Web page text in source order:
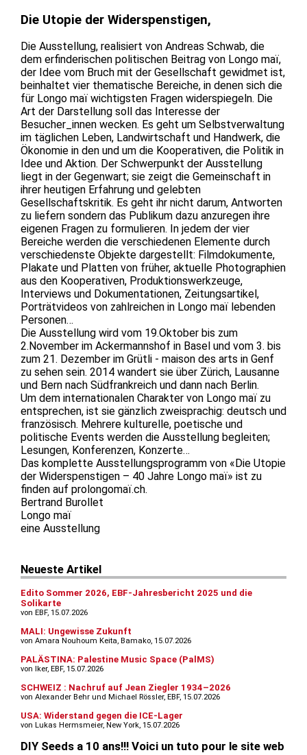
Die Utopie der Widerspenstigen,
Die Ausstellung, realisiert von Andreas Schwab, die
dem erfinderischen politischen Beitrag von Longo maï,
der Idee vom Bruch mit der Gesellschaft gewidmet ist,
beinhaltet vier thematische Bereiche, in denen sich die
für Longo maï wichtigsten Fragen widerspiegeln. Die
Art der Darstellung soll das Interesse der
Besucher_innen wecken. Es geht um Selbstverwaltung
im täglichen Leben, Landwirtschaft und Handwerk, die
Ökonomie in den und um die Kooperativen, die Politik in
Idee und Aktion. Der Schwerpunkt der Ausstellung
liegt in der Gegenwart; sie zeigt die Gemeinschaft in
ihrer heutigen Erfahrung und gelebten
Gesellschaftskritik. Es geht ihr nicht darum, Antworten
zu liefern sondern das Publikum dazu anzuregen ihre
eigenen Fragen zu formulieren. In jedem der vier
Bereiche werden die verschiedenen Elemente durch
verschiedenste Objekte dargestellt: Filmdokumente,
Plakate und Platten von früher, aktuelle Photographien
aus den Kooperativen, Produktionswerkzeuge,
Interviews und Dokumentationen, Zeitungsartikel,
Porträtvideos von zahlreichen in Longo maï lebenden
Personen…
Die Ausstellung wird vom 19.Oktober bis zum
2.November im Ackermannshof in Basel und vom 3. bis
zum 21. Dezember im Grütli - maison des arts in Genf
zu sehen sein. 2014 wandert sie über Zürich, Lausanne
und Bern nach Südfrankreich und dann nach Berlin.
Um dem internationalen Charakter von Longo maï zu
entsprechen, ist sie gänzlich zweisprachig: deutsch und
französisch. Mehrere kulturelle, poetische und
politische Events werden die Ausstellung begleiten;
Lesungen, Konferenzen, Konzerte…
Das komplette Ausstellungsprogramm von «Die Utopie
der Widerspenstigen – 40 Jahre Longo maï» ist zu
finden auf prolongomaï.ch.
Bertrand Burollet
Longo maï
eine Ausstellung